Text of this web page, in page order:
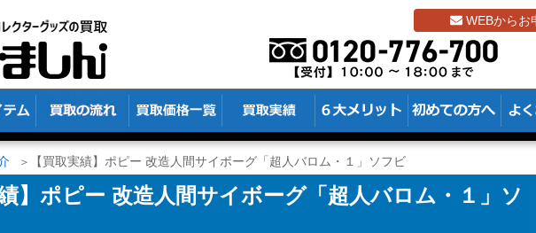
WEBからお
【買取実績】ポピー 改造人間サイボーグ「超人バロム・１」ソフビ
績】ポピー 改造人間サイボーグ「超人バロム・１」ソ